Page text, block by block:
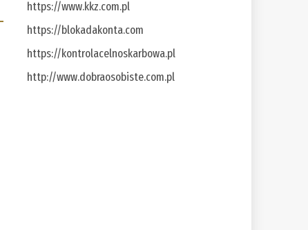
https://www.kkz.com.pl
https://blokadakonta.com
https://kontrolacelnoskarbowa.pl
http://www.dobraosobiste.com.pl